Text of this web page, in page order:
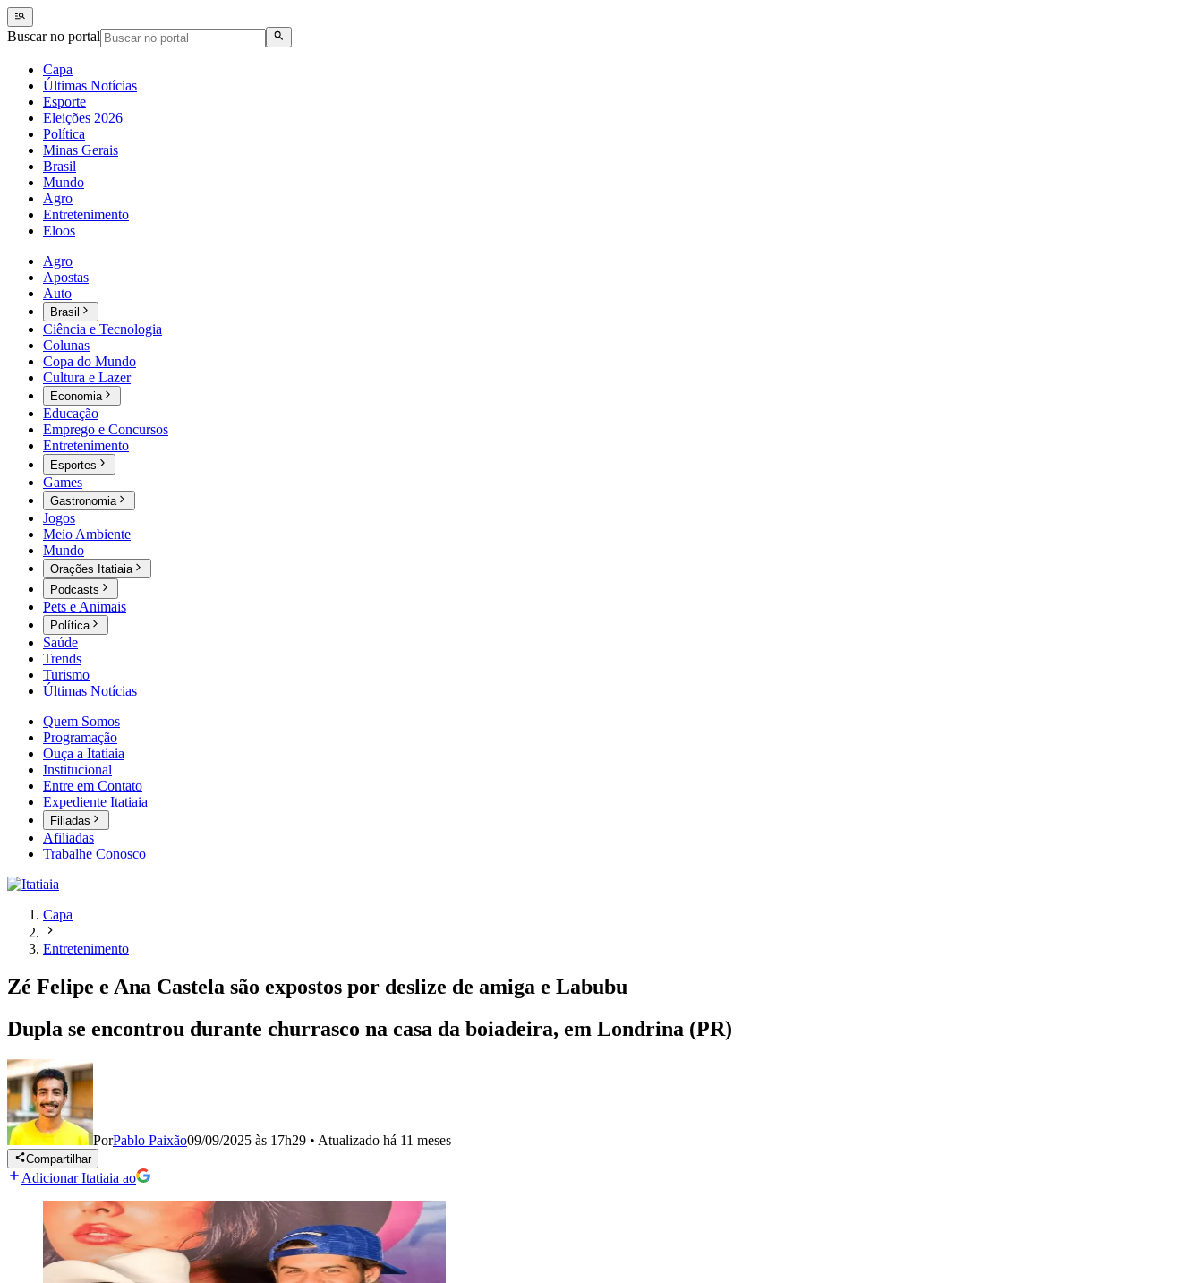
Buscar no portal
Capa
Últimas Notícias
Esporte
Eleições 2026
Política
Minas Gerais
Brasil
Mundo
Agro
Entretenimento
Eloos
Agro
Apostas
Auto
Brasil
Ciência e Tecnologia
Colunas
Copa do Mundo
Cultura e Lazer
Economia
Educação
Emprego e Concursos
Entretenimento
Esportes
Games
Gastronomia
Jogos
Meio Ambiente
Mundo
Orações Itatiaia
Podcasts
Pets e Animais
Política
Saúde
Trends
Turismo
Últimas Notícias
Quem Somos
Programação
Ouça a Itatiaia
Institucional
Entre em Contato
Expediente Itatiaia
Filiadas
Afiliadas
Trabalhe Conosco
Capa
Entretenimento
Zé Felipe e Ana Castela são expostos por deslize de amiga e Labubu
Dupla se encontrou durante churrasco na casa da boiadeira, em Londrina (PR)
PorPablo Paixão09/09/2025 às 17h29 • Atualizado há 11 meses
Compartilhar
Adicionar Itatiaia ao